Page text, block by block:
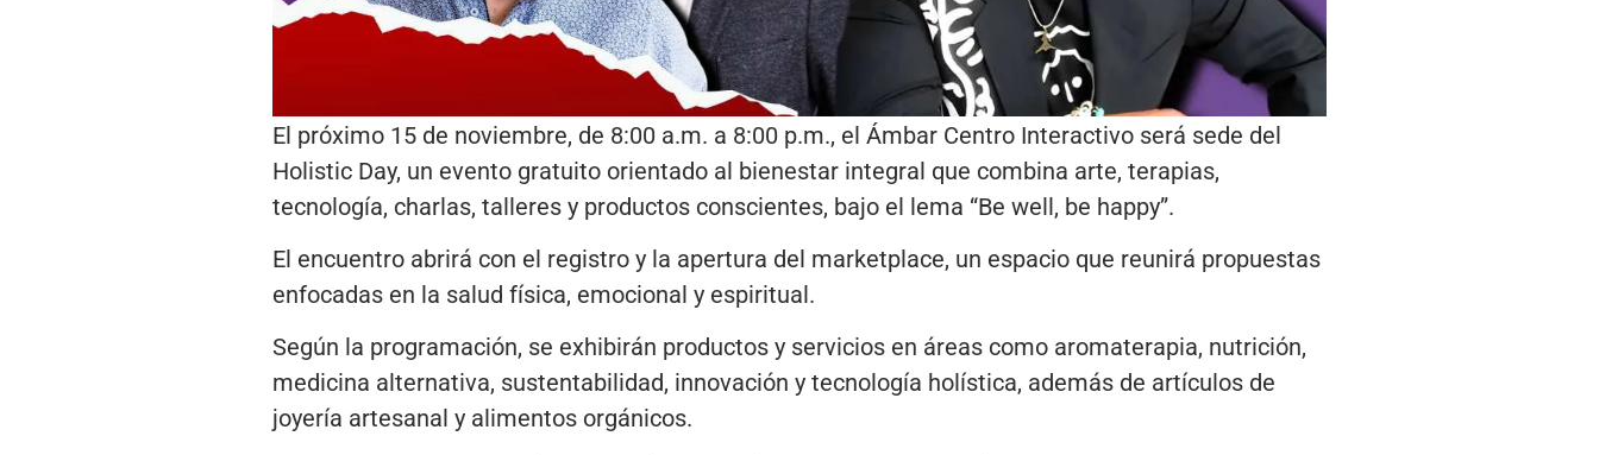
El próximo 15 de noviembre, de 8:00 a.m. a 8:00 p.m., el Ámbar Centro Interactivo será sede del
Holistic Day, un evento gratuito orientado al bienestar integral que combina arte, terapias,
tecnología, charlas, talleres y productos conscientes, bajo el lema “Be well, be happy”.
El encuentro abrirá con el registro y la apertura del marketplace, un espacio que reunirá propuestas
enfocadas en la salud física, emocional y espiritual.
Según la programación, se exhibirán productos y servicios en áreas como aromaterapia, nutrición,
medicina alternativa, sustentabilidad, innovación y tecnología holística, además de artículos de
joyería artesanal y alimentos orgánicos.